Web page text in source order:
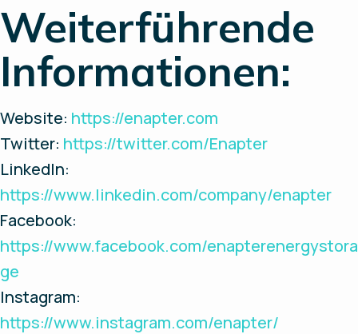
Weiterführende
Informationen:
Website: https://enapter.com
Twitter: https://twitter.com/Enapter
LinkedIn:
https://www.linkedin.com/company/enapter
Facebook:
https://www.facebook.com/enapterenergystora
ge
Instagram:
https://www.instagram.com/enapter/